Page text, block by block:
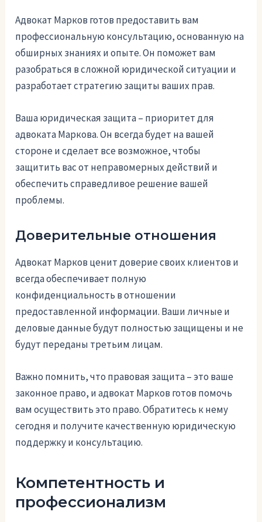
Адвокат Марков готов предоставить вам
профессиональную консультацию, основанную на
обширных знаниях и опыте. Он поможет вам
разобраться в сложной юридической ситуации и
разработает стратегию защиты ваших прав.
Ваша юридическая защита – приоритет для
адвоката Маркова. Он всегда будет на вашей
стороне и сделает все возможное, чтобы
защитить вас от неправомерных действий и
обеспечить справедливое решение вашей
проблемы.
Доверительные отношения
Адвокат Марков ценит доверие своих клиентов и
всегда обеспечивает полную
конфиденциальность в отношении
предоставленной информации. Ваши личные и
деловые данные будут полностью защищены и не
будут переданы третьим лицам.
Важно помнить, что правовая защита – это ваше
законное право, и адвокат Марков готов помочь
вам осуществить это право. Обратитесь к нему
сегодня и получите качественную юридическую
поддержку и консультацию.
Компетентность и
профессионализм